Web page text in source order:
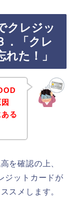
クレジッ
．「クレ
た！」
る
を確認の上、
ジットカードが
スメします。